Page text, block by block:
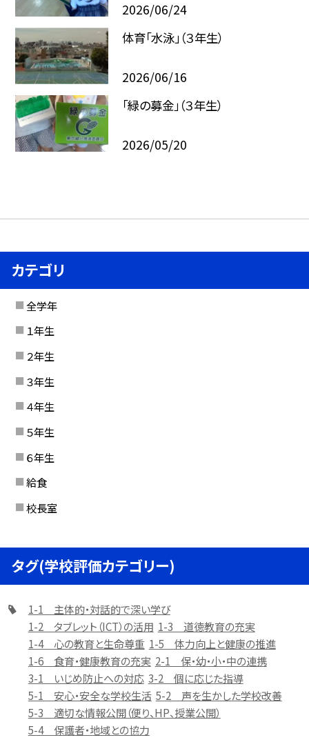
2026/06/24
体育「水泳」（３年生）
2026/06/16
「緑の募金」（３年生）
2026/05/20
カテゴリ
全学年
１年生
２年生
３年生
４年生
５年生
６年生
給食
校長室
タグ(学校評価カテゴリー)
1-1 主体的・対話的で深い学び
1-2 タブレット（ICT）の活用 1-3 道徳教育の充実
1-4 心の教育と生命尊重 1-5 体力向上と健康の推進
1-6 食育・健康教育の充実 2-1 保・幼・小・中の連携
3-1 いじめ防止への対応 3-2 個に応じた指導
5-1 安心・安全な学校生活 5-2 声を生かした学校改善
5-3 適切な情報公開（便り、HP、授業公開）
5-4 保護者・地域との協力